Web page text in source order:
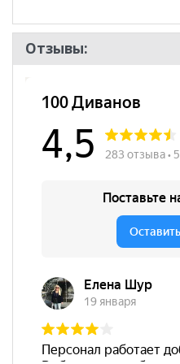
могут отличаться от цен
салонах сети!
Отзывы: